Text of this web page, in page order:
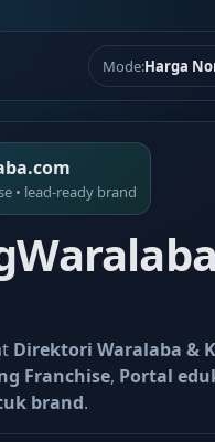
Mode:Harga
• lead-ready brand
Direktori Waralaba &
Franchise, Portal
brand.